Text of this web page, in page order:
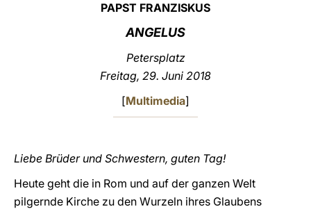
PAPST FRANZISKUS
ANGELUS
Petersplatz
Freitag, 29. Juni 2018
[Multimedia]
Liebe Brüder und Schwestern, guten Tag!
Heute geht die in Rom und auf der ganzen Welt
pilgernde Kirche zu den Wurzeln ihres Glaubens